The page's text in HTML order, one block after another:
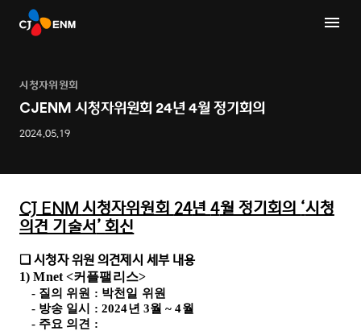
시청자위원회
CJENM 시청자위원회 24년 4월 정기회의
2024.05.19
CJ ENM 시청자위원회 24년4월 정기회의 ‘시청
의견 기술서’회신
❑ 시청자 위원 의견제시 세부 내용
1) Mnet <커플팰리스>
- 질의 위원 : 박천일 위원
- 방송 일시 : 2024년 3월 ~ 4월
- 주요 의견 :